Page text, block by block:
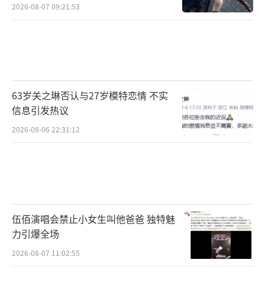
2026-08-07 09:21:53
63岁关之琳否认与27岁模特恋情 不实
信息引发热议
2026-08-06 22:31:12
伍佰演唱会禁止小女生叫他爸爸 独特魅
力引爆全场
2026-08-07 11:02:55